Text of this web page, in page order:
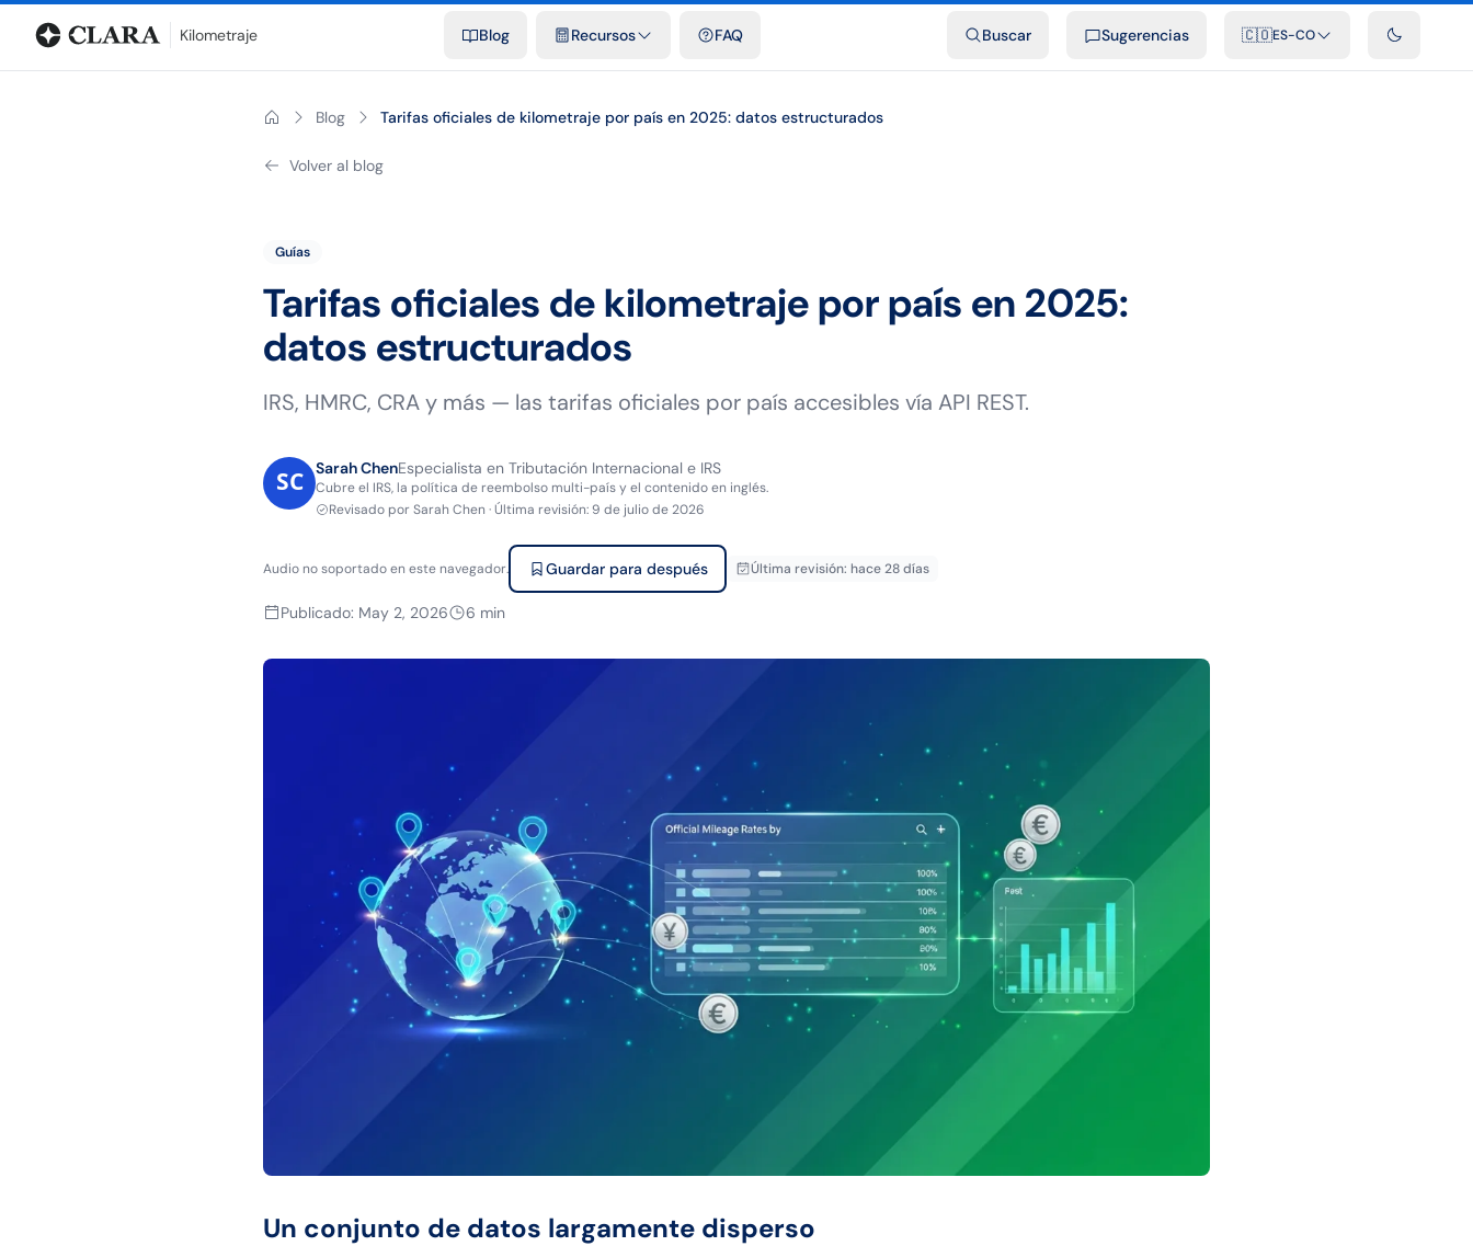
BlogCalculadora de kilometrajeGlosarioDistancias entre ciudadesPlantillas y hojas de cálculo gratisComparativosTarifas oficialesPodcastVideosDesarrolladoresIntegracionesFAQ
Kilometraje Blog Recursos FAQ Buscar Sugerencias 🇨🇴ES-CO
Blog Tarifas oficiales de kilometraje por país en 2025: datos estructurados
Volver al blog
Guías
Tarifas oficiales de kilometraje por país en 2025:
datos estructurados
IRS, HMRC, CRA y más — las tarifas oficiales por país accesibles vía API REST.
Sarah ChenEspecialista en Tributación Internacional e IRS
Cubre el IRS, la política de reembolso multi-país y el contenido en inglés.
Revisado porSarah Chen ·Última revisión:9 de julio de 2026
Audio no soportado en este navegador. Guardar para después Última revisión: hace 28 días
Publicado: May 2, 2026 6 min
Un conjunto de datos largamente disperso